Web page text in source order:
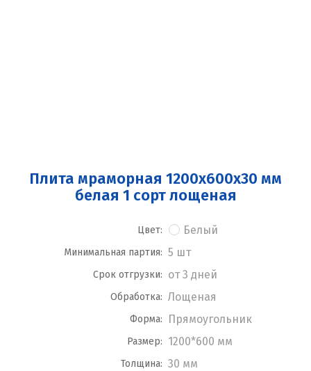
Плита мраморная 1200x600x30 мм
белая 1 сорт лощеная
Цвет: Белый
Минимальная партия: 5 шт
Срок отгрузки: от 3 дней
Обработка: Лощеная
Форма: Прямоугольник
Размер: 1200*600 мм
Толщина: 30 мм